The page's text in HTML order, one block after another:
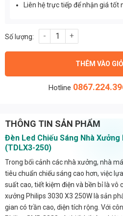
Liên hệ trực tiếp để nhận giá tốt
Đèn Led chiếu sáng nhà xưởng
THÊM VÀO
Hotline
THÔNG TIN SẢN PHẨM
Đèn Led Chiếu Sáng Nhà Xưởng
(TDLX3-250)
Trong bối cảnh các nhà xưởng, nhà
tiêu chuẩn chiếu sáng cao hơn, việc
suất cao, tiết kiệm điện và bền bỉ là vô
xưởng Philips 3030 X3 250W là sản
gian có trần cao, diện tích rộng. Với